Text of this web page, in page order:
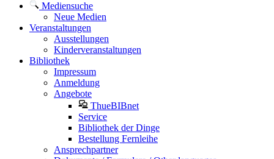
Mediensuche
Neue Medien
Veranstaltungen
Ausstellungen
Kinderveranstaltungen
Bibliothek
Impressum
Anmeldung
Angebote
ThueBIBnet
Service
Bibliothek der Dinge
Bestellung Fernleihe
Ansprechpartner